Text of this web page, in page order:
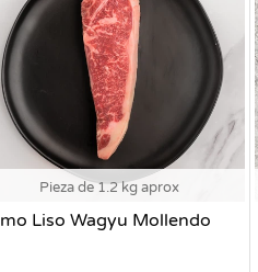
Pieza de 1.2 kg aprox
Liso Wagyu Mollendo